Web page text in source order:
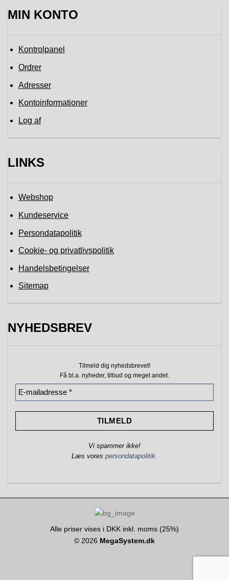
MIN KONTO
Kontrolpanel
Ordrer
Adresser
Kontoinformationer
Log af
LINKS
Webshop
Kundeservice
Persondatapolitik
Cookie- og privatlivspolitik
Handelsbetingelser
Sitemap
NYHEDSBREV
Tilmeld dig nyhedsbrevet!
Få bl.a. nyheder, tilbud og meget andet.
Vi spammer ikke!
Læs vores persondatapolitik.
Alle priser vises i DKK inkl. moms (25%)
© 2026 MegaSystem.dk